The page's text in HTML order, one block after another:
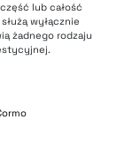
lub całość
wyłącznie
żadnego rodzaju